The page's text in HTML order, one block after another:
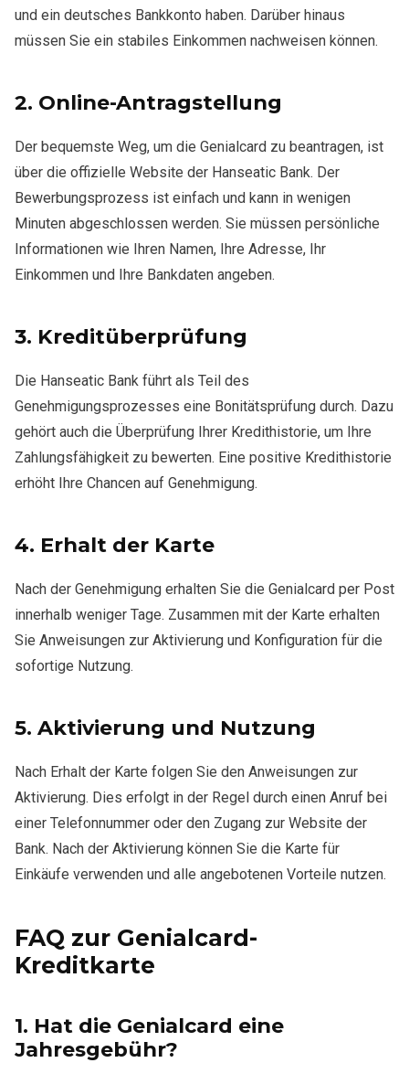
und ein deutsches Bankkonto haben. Darüber hinaus
müssen Sie ein stabiles Einkommen nachweisen können.
2. Online-Antragstellung
Der bequemste Weg, um die Genialcard zu beantragen, ist
über die offizielle Website der Hanseatic Bank. Der
Bewerbungsprozess ist einfach und kann in wenigen
Minuten abgeschlossen werden. Sie müssen persönliche
Informationen wie Ihren Namen, Ihre Adresse, Ihr
Einkommen und Ihre Bankdaten angeben.
3. Kreditüberprüfung
Die Hanseatic Bank führt als Teil des
Genehmigungsprozesses eine Bonitätsprüfung durch. Dazu
gehört auch die Überprüfung Ihrer Kredithistorie, um Ihre
Zahlungsfähigkeit zu bewerten. Eine positive Kredithistorie
erhöht Ihre Chancen auf Genehmigung.
4. Erhalt der Karte
Nach der Genehmigung erhalten Sie die Genialcard per Post
innerhalb weniger Tage. Zusammen mit der Karte erhalten
Sie Anweisungen zur Aktivierung und Konfiguration für die
sofortige Nutzung.
5. Aktivierung und Nutzung
Nach Erhalt der Karte folgen Sie den Anweisungen zur
Aktivierung. Dies erfolgt in der Regel durch einen Anruf bei
einer Telefonnummer oder den Zugang zur Website der
Bank. Nach der Aktivierung können Sie die Karte für
Einkäufe verwenden und alle angebotenen Vorteile nutzen.
FAQ zur Genialcard-
Kreditkarte
1. Hat die Genialcard eine
Jahresgebühr?